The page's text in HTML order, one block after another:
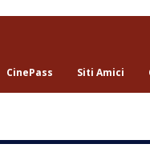
CinePass Siti Amici